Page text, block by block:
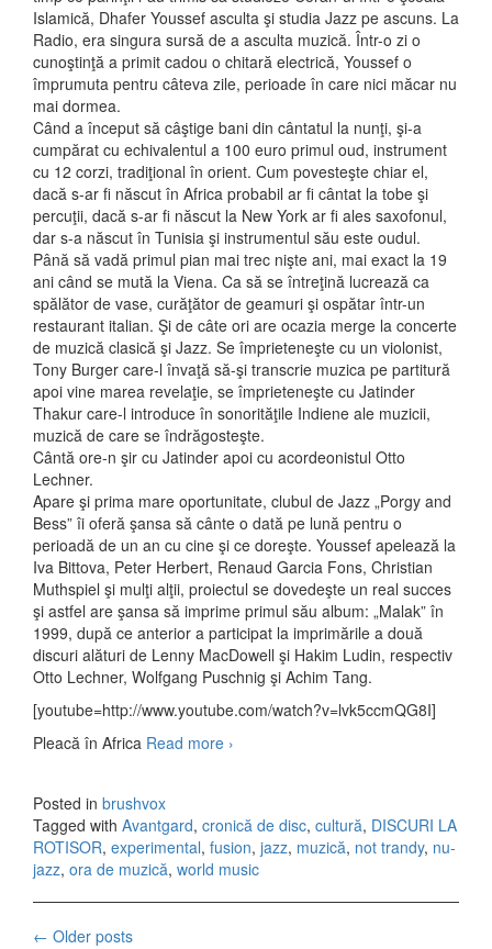
Islamică, Dhafer Youssef asculta şi studia Jazz pe ascuns. La
Radio, era singura sursă de a asculta muzică. Într-o zi o
cunoştinţă a primit cadou o chitară electrică, Youssef o
împrumuta pentru câteva zile, perioade în care nici măcar nu
mai dormea.
Când a început să câştige bani din cântatul la nunţi, şi-a
cumpărat cu echivalentul a 100 euro primul oud, instrument
cu 12 corzi, tradiţional în orient. Cum povesteşte chiar el,
dacă s-ar fi născut în Africa probabil ar fi cântat la tobe şi
percuţii, dacă s-ar fi născut la New York ar fi ales saxofonul,
dar s-a născut în Tunisia şi instrumentul său este oudul.
Până să vadă primul pian mai trec nişte ani, mai exact la 19
ani când se mută la Viena. Ca să se întreţină lucrează ca
spălător de vase, curăţător de geamuri şi ospătar într-un
restaurant italian. Şi de câte ori are ocazia merge la concerte
de muzică clasică şi Jazz. Se împrieteneşte cu un violonist,
Tony Burger care-l învaţă să-şi transcrie muzica pe partitură
apoi vine marea revelaţie, se împrieteneşte cu Jatinder
Thakur care-l introduce în sonorităţile Indiene ale muzicii,
muzică de care se îndrăgosteşte.
Cântă ore-n şir cu Jatinder apoi cu acordeonistul Otto
Lechner.
Apare şi prima mare oportunitate, clubul de Jazz „Porgy and
Bess” îi oferă şansa să cânte o dată pe lună pentru o
perioadă de un an cu cine şi ce doreşte. Youssef apelează la
Iva Bittova, Peter Herbert, Renaud Garcia Fons, Christian
Muthspiel şi mulţi alţii, proiectul se dovedeşte un real succes
şi astfel are şansa să imprime primul său album: „Malak” în
1999, după ce anterior a participat la imprimările a două
discuri alături de Lenny MacDowell şi Hakim Ludin, respectiv
Otto Lechner, Wolfgang Puschnig şi Achim Tang.
[youtube=http://www.youtube.com/watch?v=lvk5ccmQG8I]
Pleacă în Africa Read more Dhafer Youssef – Abu Nawas
›
Posted in brushvox
Tagged with Avantgard, cronică de disc, cultură, DISCURI LA
ROTISOR, experimental, fusion, jazz, muzică, not trandy, nu-
jazz, ora de muzică, world music
← Older posts